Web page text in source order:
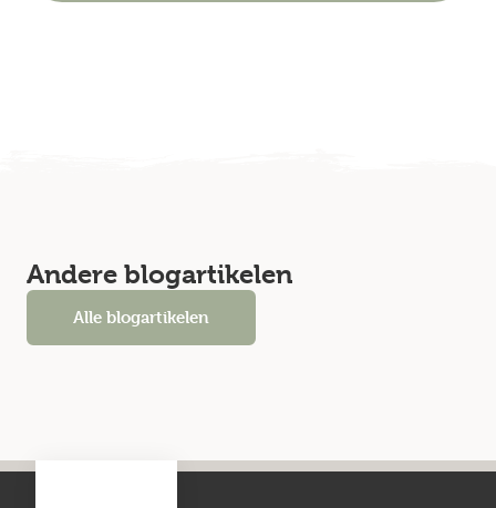
Andere blogartikelen
Alle blogartikelen